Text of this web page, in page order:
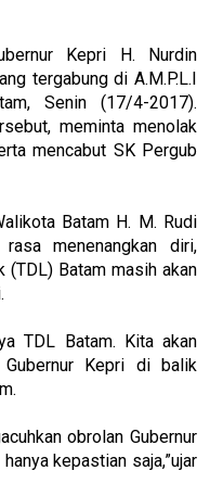
Kepri H. Nurdin
tergabung di A.M.P.L.I
Senin (17/4-2017).
meminta menolak
mencabut SK Pergub
Batam H. M. Rudi
rasa menenangkan diri,
(TDL) Batam masih akan
TDL Batam. Kita akan
Gubernur Kepri di balik
obrolan Gubernur
kepastian saja,”ujar